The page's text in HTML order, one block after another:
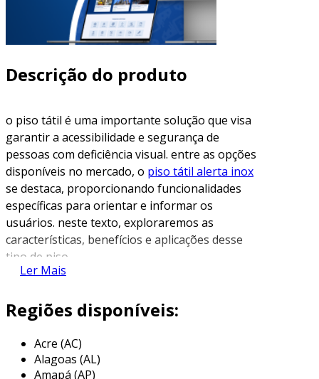
Descrição do produto
o piso tátil é uma importante solução que visa
garantir a acessibilidade e segurança de
pessoas com deficiência visual. entre as opções
disponíveis no mercado, o piso tátil alerta inox
se destaca, proporcionando funcionalidades
específicas para orientar e informar os
usuários. neste texto, exploraremos as
características, benefícios e aplicações desse
tipo de piso.
inox
alta qualidade. o uso do inox confere
durabilidade e resistência, fatores essenciais
Ler Mais
Regiões disponíveis:
Acre (AC)
Alagoas (AL)
Amapá (AP)